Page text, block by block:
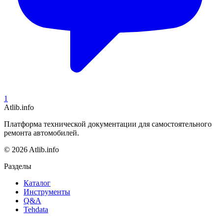
1
Atlib.info
Платформа технической документации для самостоятельного
ремонта автомобилей.
© 2026 Atlib.info
Разделы
Каталог
Инструменты
Q&A
Tehdata